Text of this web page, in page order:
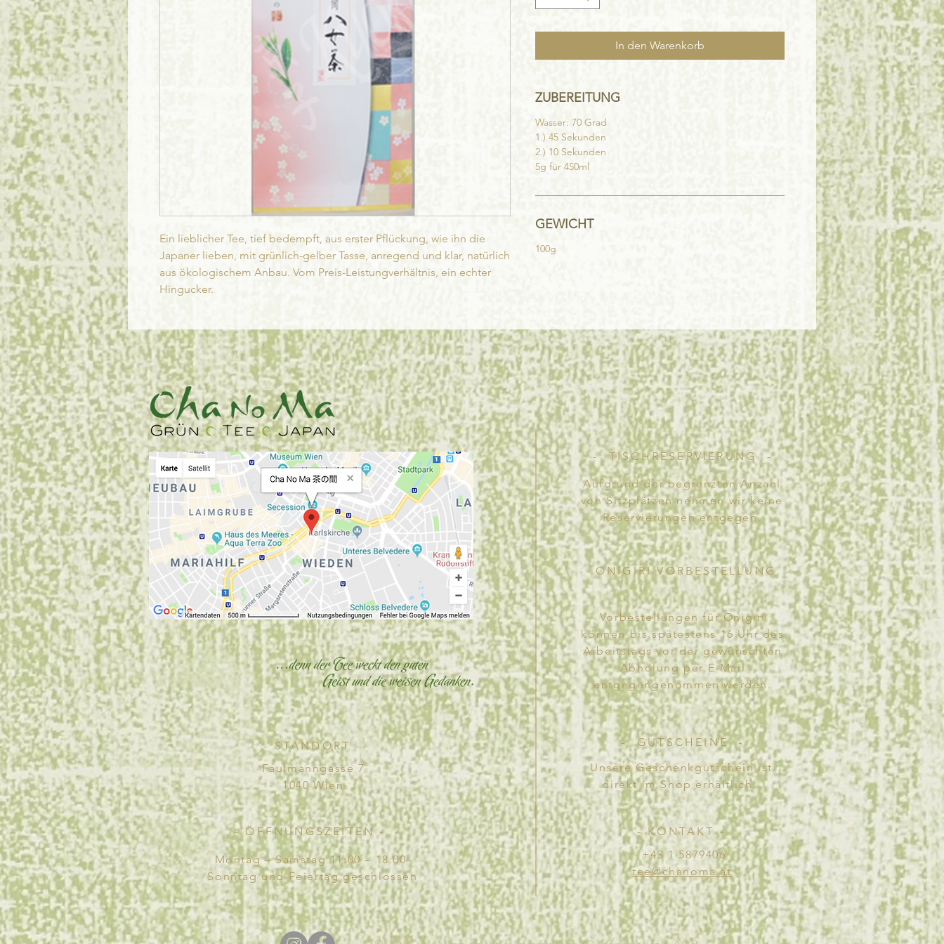
Ein lieblicher Tee, tief bedempft, aus erster Pflückung, wie ihn die
Japaner lieben, mit grünlich-gelber Tasse, anregend und klar, natürlich
aus ökologischem Anbau. Vom Preis-Leistungverhältnis, ein echter
Hingucker.
In den Warenkorb
ZUBEREITUNG
Wasser: 70 Grad
1.) 45 Sekunden
2.) 10 Sekunden
5g für 450ml
GEWICHT
100g
- TISCHRESERVIERUNG -
Aufgrund der begrenzten Anzahl
von Sitzplätzen nehmen wir keine
Reservierungen entgegen.
- ONIGIRI VORBESTELLUNG -
Vorbestellungen für Onigiri
können bis spätestens 16 Uhr des
Arbeitstags vor der gewünschten
Abholung per E-Mail
entgegengenommen werden.
- STANDORT -
Faulmanngasse 7
1040 Wien
- ÖFFNUNGSZEITEN -
Montag – Samstag 11:00 – 18:00
Sonntag und Feiertag geschlossen
- GUTSCHEINE -
​Unsere Geschenkgutschein ist
direkt im Shoperhältlich.
- KONTAKT -
+43 1 5879406
tee@chanoma.at